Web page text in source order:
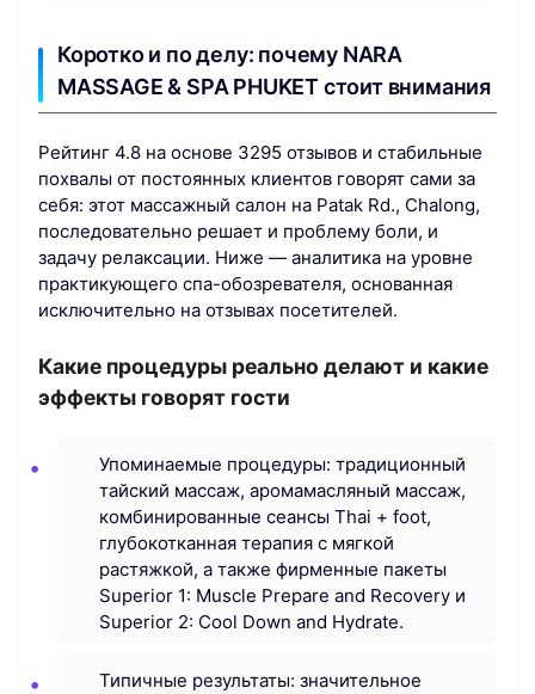
Коротко и по делу: почему NARA
MASSAGE & SPA PHUKET стоит внимания
Рейтинг 4.8 на основе 3295 отзывов и стабильные
похвалы от постоянных клиентов говорят сами за
себя: этот массажный салон на Patak Rd., Chalong,
последовательно решает и проблему боли, и
задачу релаксации. Ниже — аналитика на уровне
практикующего спа-обозревателя, основанная
исключительно на отзывах посетителей.
Какие процедуры реально делают и какие
эффекты говорят гости
Упоминаемые процедуры: традиционный
тайский массаж, аромамасляный массаж,
комбинированные сеансы Thai + foot,
глубокотканная терапия с мягкой
растяжкой, а также фирменные пакеты
Superior 1: Muscle Prepare and Recovery и
Superior 2: Cool Down and Hydrate.
Типичные результаты: значительное